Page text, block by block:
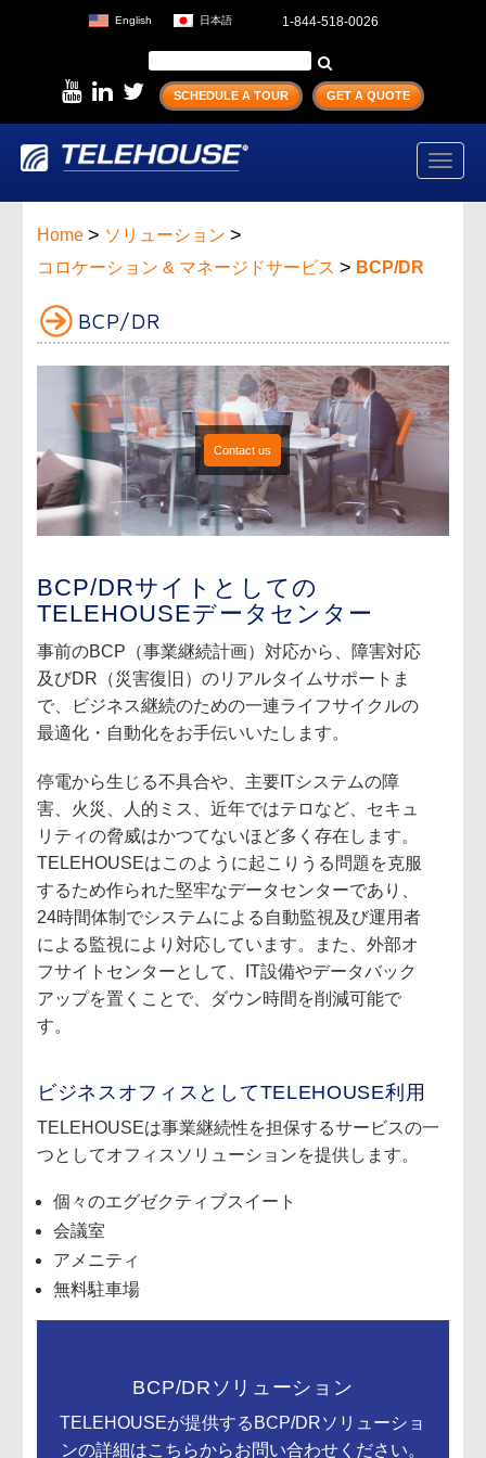
English 日本語 1-844-518-0026
SCHEDULE A TOUR GET A QUOTE
Home > ソリューション >
コロケーション & マネージドサービス > BCP/DR
BCP/DR
Contact us
BCP/DRサイトとしての
TELEHOUSEデータセンター
事前のBCP（事業継続計画）対応から、障害対応
及びDR（災害復旧）のリアルタイムサポートま
で、ビジネス継続のための一連ライフサイクルの
最適化・自動化をお手伝いいたします。
停電から生じる不具合や、主要ITシステムの障
害、火災、人的ミス、近年ではテロなど、セキュ
リティの脅威はかつてないほど多く存在します。
TELEHOUSEはこのように起こりうる問題を克服
するため作られた堅牢なデータセンターであり、
24時間体制でシステムによる自動監視及び運用者
による監視により対応しています。また、外部オ
フサイトセンターとして、IT設備やデータバック
アップを置くことで、ダウン時間を削減可能で
す。
ビジネスオフィスとしてTELEHOUSE利用
TELEHOUSEは事業継続性を担保するサービスの一
つとしてオフィスソリューションを提供します。
個々のエグゼクティブスイート
会議室
アメニティ
無料駐車場
BCP/DRソリューション
TELEHOUSEが提供するBCP/DRソリューショ
ンの詳細はこちらからお問い合わせください。